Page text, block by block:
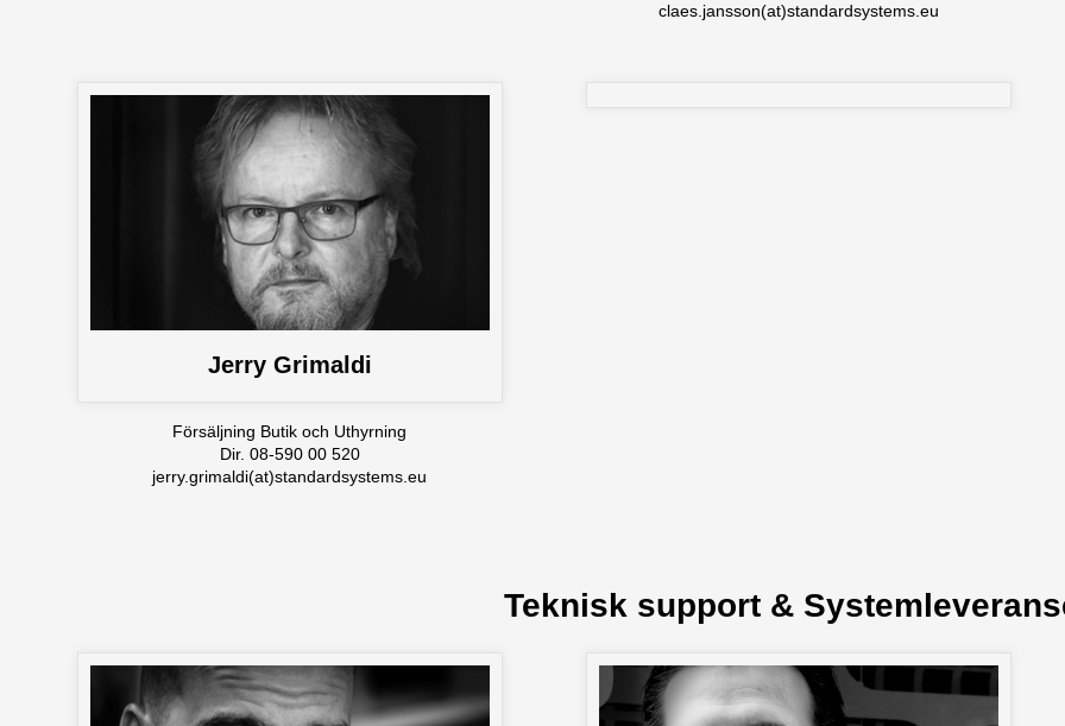
claes.jansson(at)standardsystems.eu
Jerry Grimaldi
Försäljning Butik och Uthyrning
Dir. 08-590 00 520
jerry.grimaldi(at)standardsystems.eu
Teknisk support &